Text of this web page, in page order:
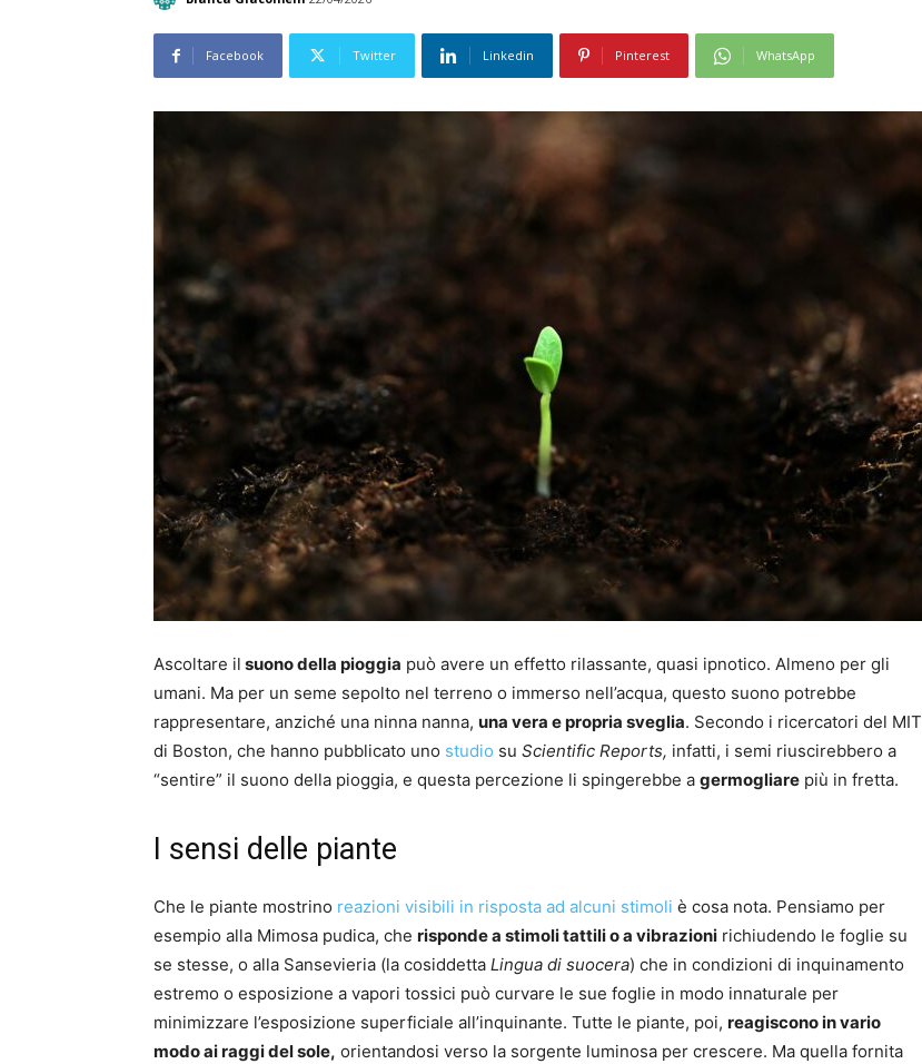
Facebook Twitter Linkedin Pinterest WhatsApp
Ascoltare il suono della pioggia può avere un effetto rilassante, quasi ipnotico. Almeno per gli
umani. Ma per un seme sepolto nel terreno o immerso nell’acqua, questo suono potrebbe
rappresentare, anziché una ninna nanna, una vera e propria sveglia. Secondo i ricercatori del MIT
di Boston, che hanno pubblicato uno studio su Scientific Reports, infatti, i semi riuscirebbero a
“sentire” il suono della pioggia, e questa percezione li spingerebbe a germogliare più in fretta.
I sensi delle piante
Che le piante mostrino reazioni visibili in risposta ad alcuni stimoli è cosa nota. Pensiamo per
esempio alla Mimosa pudica, che risponde a stimoli tattili o a vibrazioni richiudendo le foglie su
se stesse, o alla Sansevieria (la cosiddetta Lingua di suocera) che in condizioni di inquinamento
estremo o esposizione a vapori tossici può curvare le sue foglie in modo innaturale per
minimizzare l’esposizione superficiale all’inquinante. Tutte le piante, poi, reagiscono in vario
modo ai raggi del sole, orientandosi verso la sorgente luminosa per crescere. Ma quella fornita